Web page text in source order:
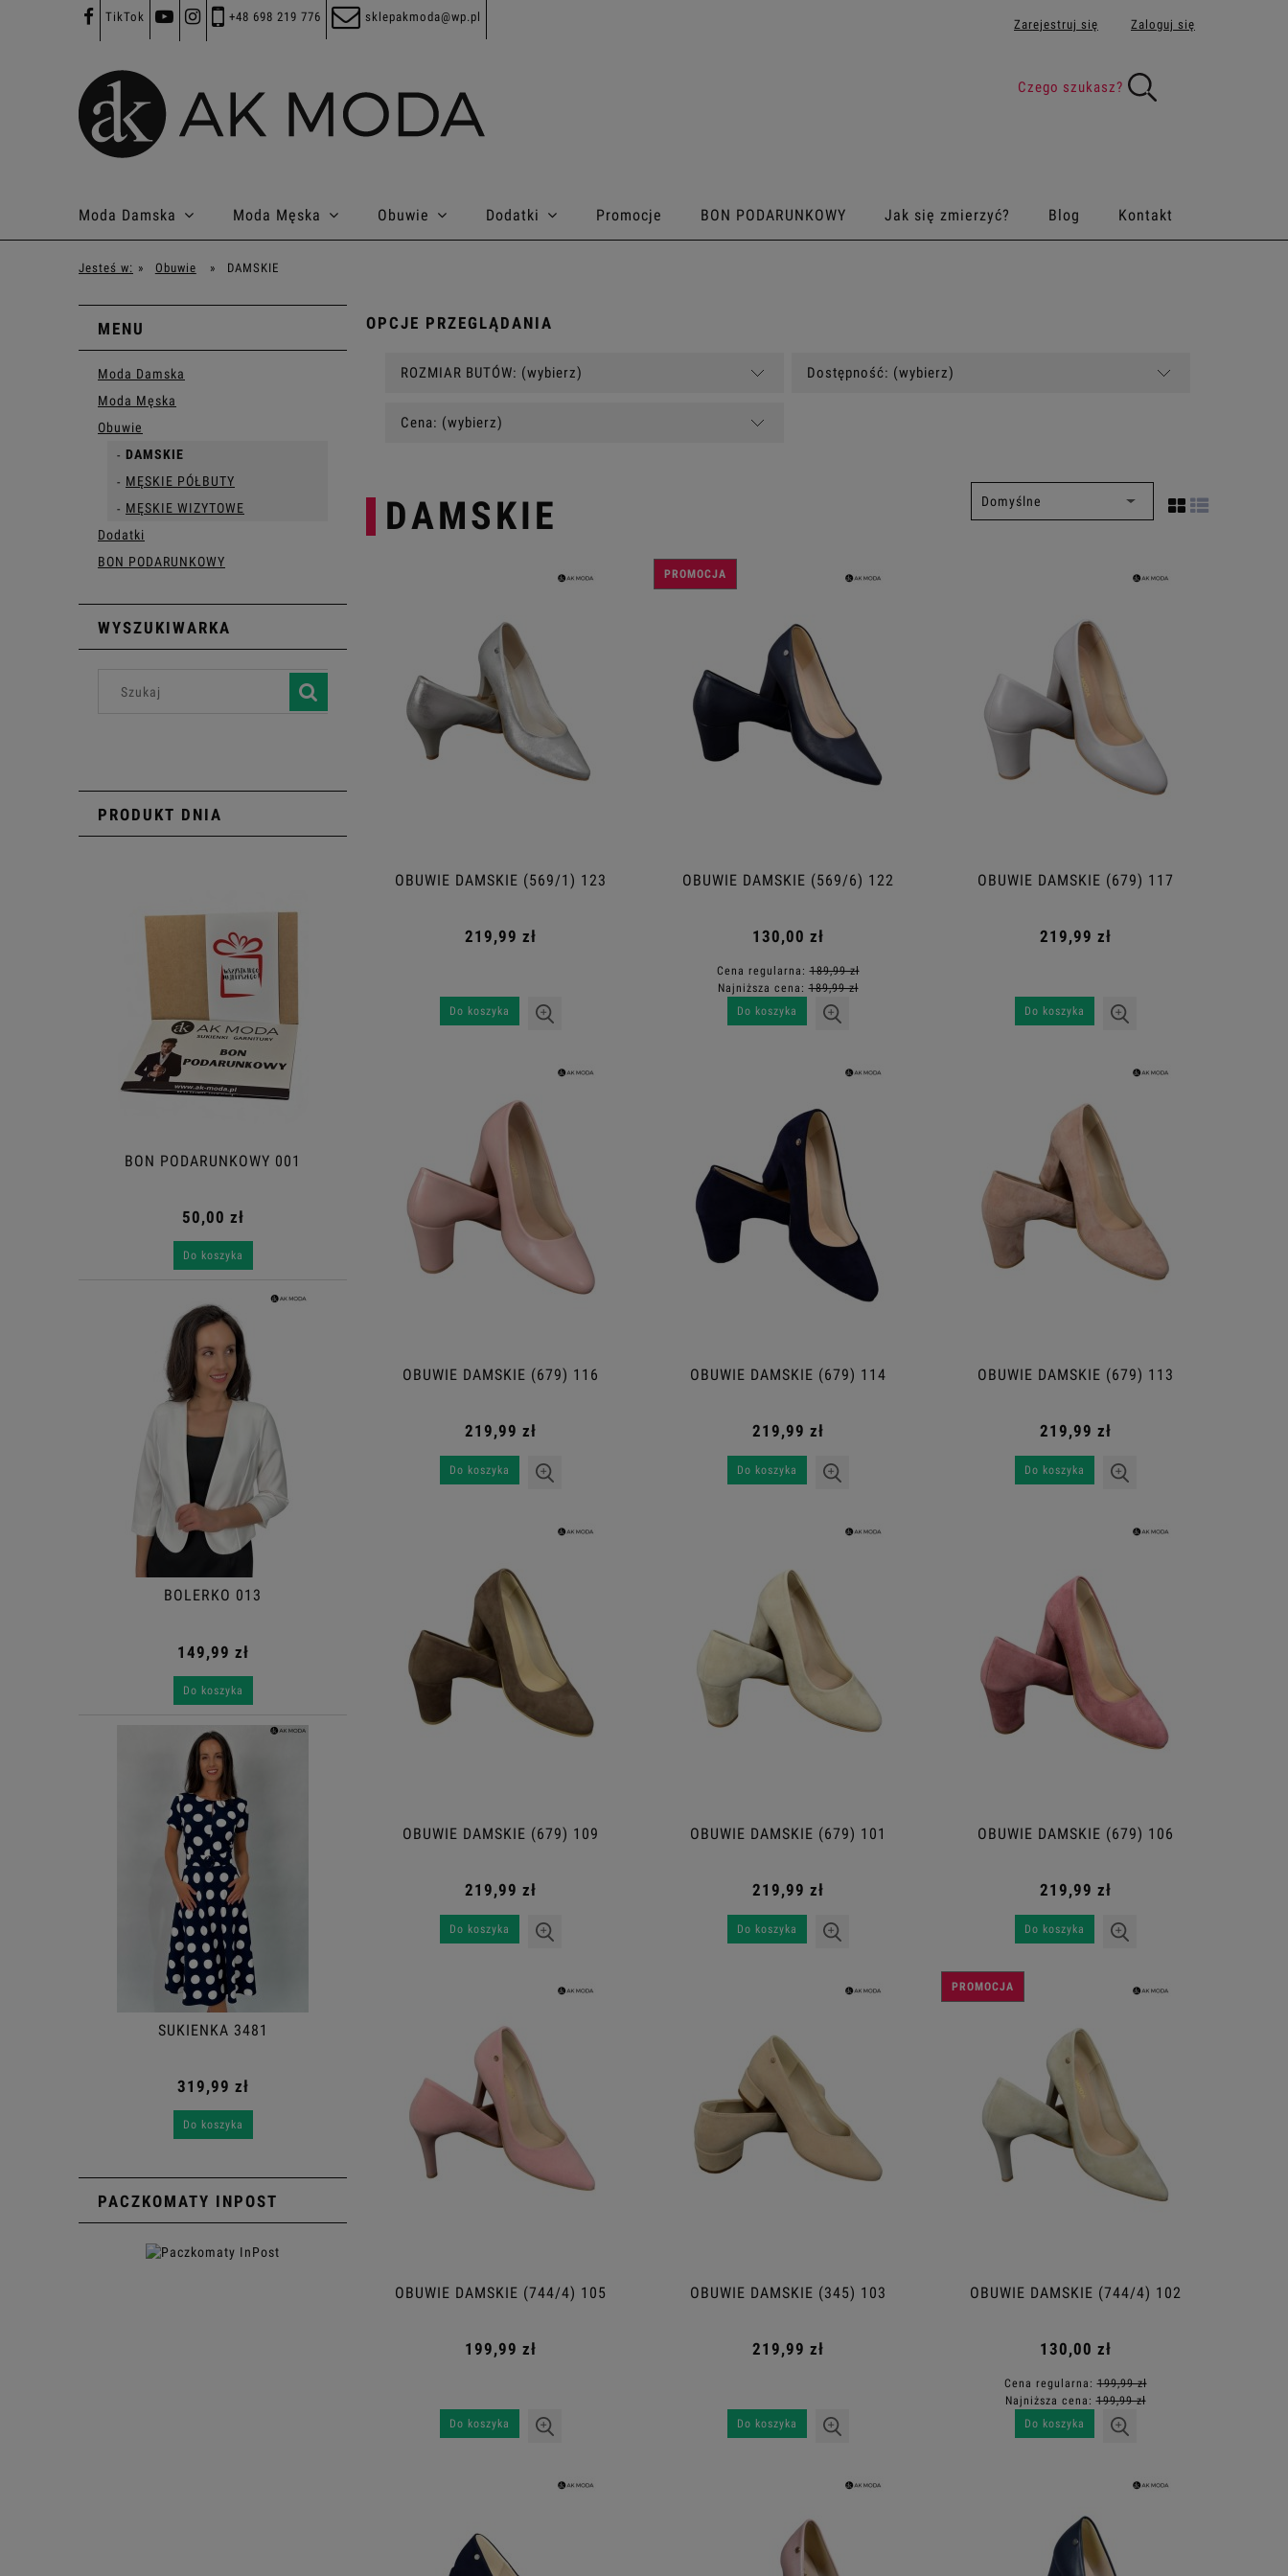
TikTok +48 698 219 776 sklepakmoda@wp.pl
Zarejestruj się Zaloguj się
Moda Damska Moda Męska Obuwie Dodatki Promocje BON PODARUNKOWY Jak się zmierzyć? Blog Kontakt
Jesteś w: » Obuwie » DAMSKIE
MENU
Moda Damska
Moda Męska
Obuwie
DAMSKIE
MĘSKIE PÓŁBUTY
MĘSKIE WIZYTOWE
Dodatki
BON PODARUNKOWY
WYSZUKIWARKA
PRODUKT DNIA
BON PODARUNKOWY 001
50,00 zł
Do koszyka
BOLERKO 013
149,99 zł
Do koszyka
SUKIENKA 3481
319,99 zł
Do koszyka
PACZKOMATY INPOST
OPCJE PRZEGLĄDANIA
ROZMIAR BUTÓW: (wybierz) Dostępność: (wybierz)
Cena: (wybierz)
DAMSKIE
OBUWIE DAMSKIE (569/1) 123
219,99 zł
Do koszyka
OBUWIE DAMSKIE (569/6) 122
130,00 zł
Cena regularna:189,99 zł
Najniższa cena:189,99 zł
Do koszyka
PROMOCJA
OBUWIE DAMSKIE (679) 117
219,99 zł
Do koszyka
OBUWIE DAMSKIE (679) 116
219,99 zł
Do koszyka
OBUWIE DAMSKIE (679) 114
219,99 zł
Do koszyka
OBUWIE DAMSKIE (679) 113
219,99 zł
Do koszyka
OBUWIE DAMSKIE (679) 109
219,99 zł
Do koszyka
OBUWIE DAMSKIE (679) 101
219,99 zł
Do koszyka
OBUWIE DAMSKIE (679) 106
219,99 zł
Do koszyka
OBUWIE DAMSKIE (744/4) 105
199,99 zł
Do koszyka
OBUWIE DAMSKIE (345) 103
219,99 zł
Do koszyka
OBUWIE DAMSKIE (744/4) 102
130,00 zł
Cena regularna:199,99 zł
Najniższa cena:199,99 zł
Do koszyka
PROMOCJA